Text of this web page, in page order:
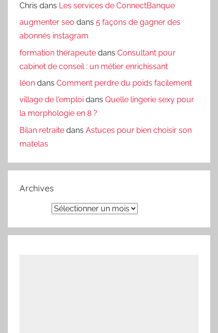
Chris dans Les services de ConnectBanque
augmenter seo dans 5 façons de gagner des
abonnés instagram
formation thérapeute dans Consultant pour
cabinet de conseil : un métier enrichissant
léon dans Comment perdre du poids facilement
village de l'emploi dans Quelle lingerie sexy pour
la morphologie en 8 ?
Bilan retraite dans Astuces pour bien choisir son
matelas
Archives